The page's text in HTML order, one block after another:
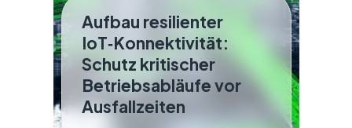
Aufbau resilienter
IoT‑Konnektivität:
Schutz kritischer
Betriebsabläufe vor
Ausfallzeiten